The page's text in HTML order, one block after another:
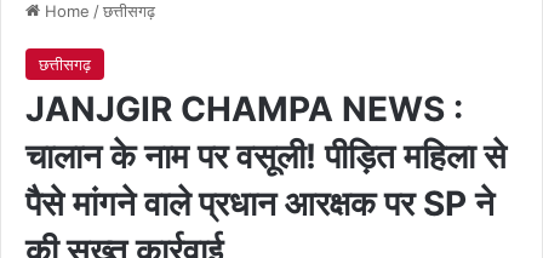
Home /छत्तीसगढ़
छत्तीसगढ़
JANJGIR CHAMPA NEWS :
चालान के नाम पर वसूली! पीड़ित महिला से
पैसे मांगने वाले प्रधान आरक्षक पर SP ने